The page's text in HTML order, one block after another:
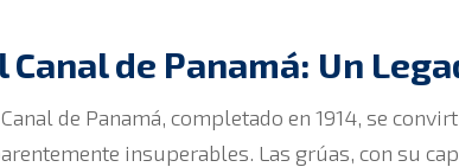
Canal de Panamá: Un
de Panamá, completado en 1914, se
insuperables. Las grúas, con su